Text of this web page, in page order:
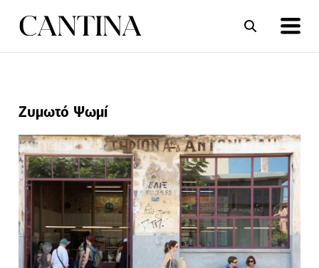
ΣΥΝΤΑΓΕΣ
Ζυμωτό Ψωμί